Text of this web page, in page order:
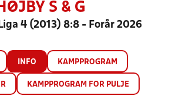
S & G
4 (2013) 8:8 - Forår 2026
INFO KAMPPROGRAM
KAMPPROGRAM FOR PULJE